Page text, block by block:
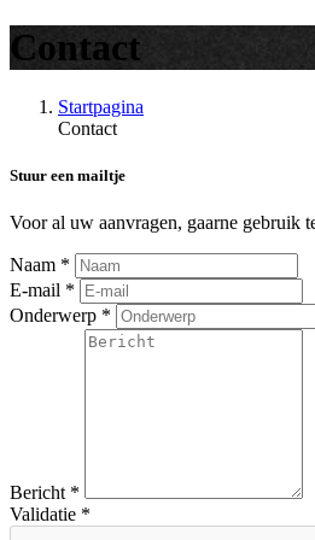
Contact
Startpagina
Contact
Stuur een mailtje
Voor al uw aanvragen, gaarne gebruik
Naam *
E-mail *
Onderwerp *
Bericht *
Validatie *